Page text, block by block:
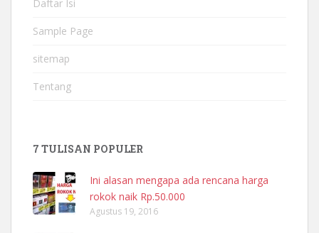
Daftar Isi
Sample Page
sitemap
Tentang
7 TULISAN POPULER
Ini alasan mengapa ada rencana harga
rokok naik Rp.50.000
Agustus 19, 2016